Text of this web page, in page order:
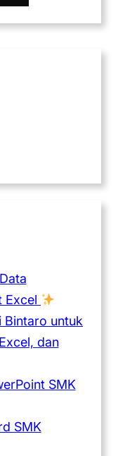
Excel
Bintaro untuk
dan
SMK
SMK